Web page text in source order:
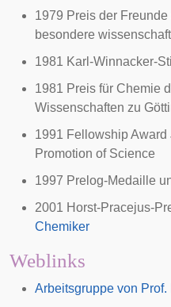
1979 Preis der
besondere
1981 Karl-Winnacker-
1981 Preis für Chemie
Wissenschaften zu
1991 Fellowship Award
Promotion of Science
1997 Prelog-Medaille
2001 Horst-Pracejus-
Chemiker
Weblinks
Arbeitsgruppe von Prof.